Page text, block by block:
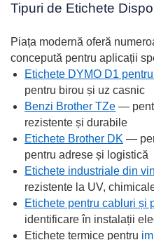
Tipuri de Etichete
Piața modernă oferă
concepută pentru aplicații
Etichete DYMO D1
pentru birou și uz casnic
Benzi Brother TZe —
rezistente și durabile
Etichete Brother DK —
pentru adrese și logistică
Etichete industriale din
rezistente la UV,
Etichete pentru cabluri și
identificare în instalații
Etichete termice pentru